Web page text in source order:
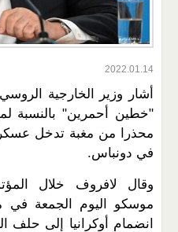
2022.01.14
أشار وزير الخارجية
"خطين أحمرين" بالنسبة
محذرا من مغبة تدخل
في دونباس.
وقال لافروف خلال
موسكو اليوم الجمعة في
انضمام أوكرانيا إلى حلف